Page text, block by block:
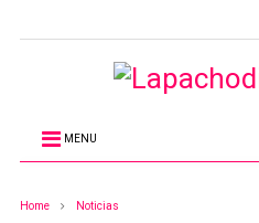
MENU
Home Noticias